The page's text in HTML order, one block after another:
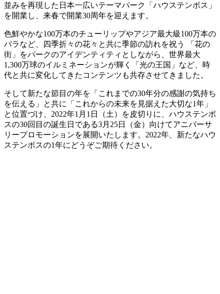
並みを再現した日本一広いテーマパーク「ハウステンボス」
を開業し、来春で開業30周年を迎えます。
色鮮やかな100万本のチューリップやアジア最大級100万本の
バラなど、四季折々の花々と共に季節の訪れを祝う 「花の
街」をパークのアイデンティティとしながら、世界最大
1,300万球のイルミネーションが輝く「光の王国」など、時
代と共に変化してきたコンテンツも共存させてきました。
そして新たな節目の年を「これまでの30年分の感謝の気持ち
を伝える」と共に「これからの未来を見据えた大切な1年」
と位置づけ、2022年1月1日（土）を皮切りに、ハウステンボ
スの30回目の誕生日である3月25日（金）向けてアニバーサ
リープロモーションを展開いたします。2022年、新たなハウ
ステンボスの1年にどうぞご期待ください。